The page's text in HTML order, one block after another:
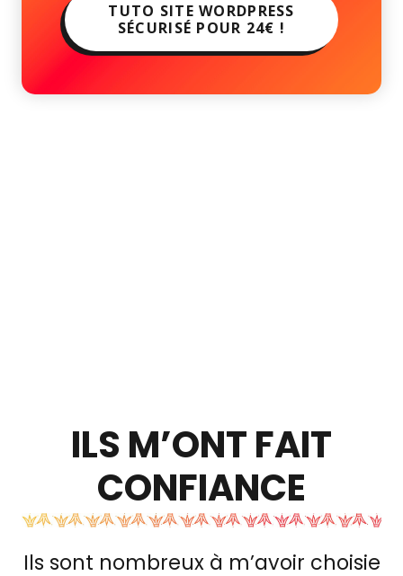
TUTO SITE WORDPRESS
SÉCURISÉ POUR 24€ !
ILS M’ONT FAIT
CONFIANCE
Ils sont nombreux à m’avoir choisie